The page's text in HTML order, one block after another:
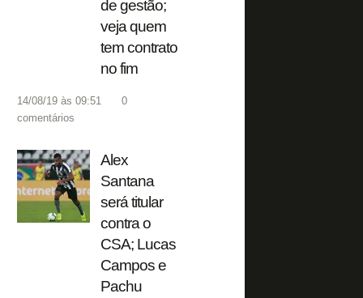
de gestão;
veja quem
tem contrato
no fim
14/08/19 às 09:51
0
comentários
Alex
Santana
será titular
contra o
CSA; Lucas
Campos e
Pachu